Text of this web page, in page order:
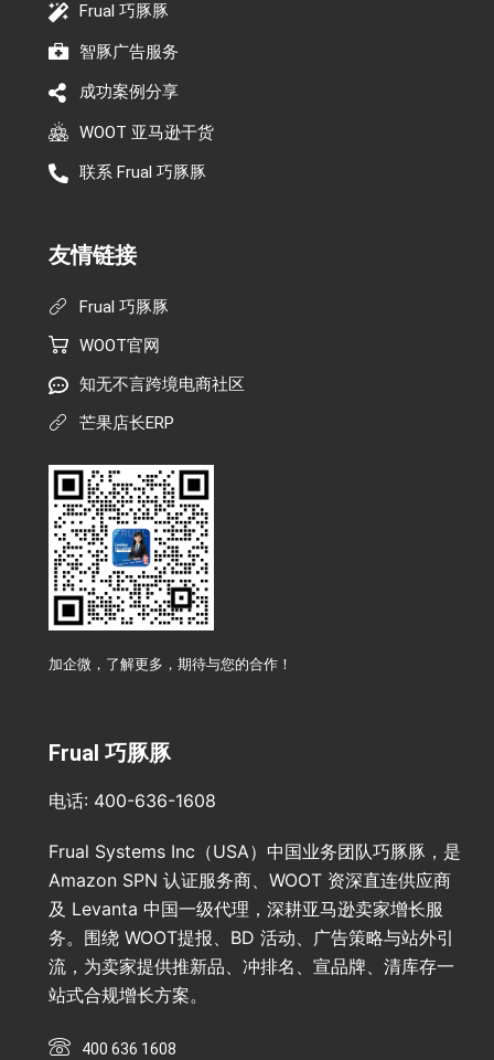
Frual 巧豚豚
智豚广告服务
成功案例分享
WOOT 亚马逊干货
联系 Frual 巧豚豚
友情链接
Frual 巧豚豚
WOOT官网
知无不言跨境电商社区
芒果店长ERP
加企微，了解更多，期待与您的合作！
Frual 巧豚豚
电话: 400-636-1608
Frual Systems Inc（USA）中国业务团队巧豚豚，是
Amazon SPN 认证服务商、WOOT 资深直连供应商
及 Levanta 中国一级代理，深耕亚马逊卖家增长服
务。围绕 WOOT提报、BD 活动、广告策略与站外引
流，为卖家提供推新品、冲排名、宣品牌、清库存一
站式合规增长方案。
400 636 1608